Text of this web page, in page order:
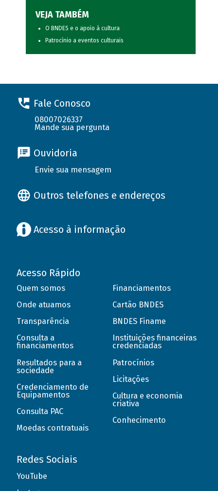
VEJA TAMBÉM
O BNDES e o apoio à cultura
Patrocínio a eventos culturais
Fale Conosco
08007026337
Mande sua pergunta
Ouvidoria
Envie sua mensagem
Outros telefones e endereços
Acesso à informação
Acesso Rápido
Quem somos
Onde atuamos
Transparência
Consulta a
financiamentos
Resultados para a
sociedade
Credenciamento de
Equipamentos
Consulta PAC
Moedas contratuais
Financiamentos
Cartão BNDES
BNDES Finame
Instituições financeiras
credenciadas
Patrocínios
Licitações
Cultura e economia
criativa
Conhecimento
Redes Sociais
YouTube